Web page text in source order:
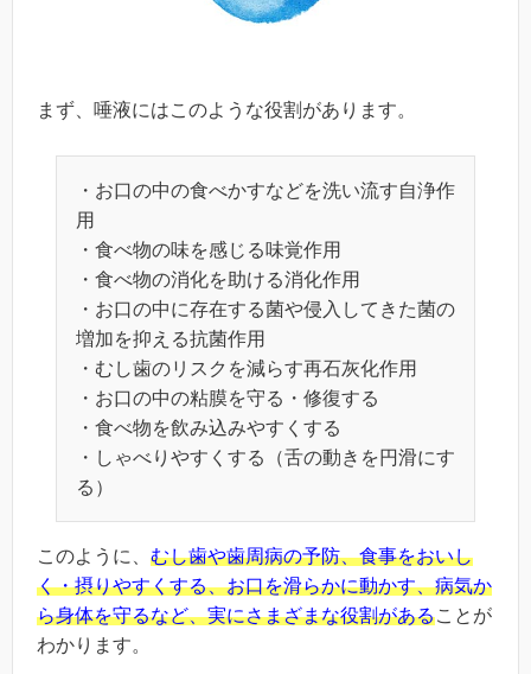
まず、唾液にはこのような役割があります。
・お口の中の食べかすなどを洗い流す自浄作
用
・食べ物の味を感じる味覚作用
・食べ物の消化を助ける消化作用
・お口の中に存在する菌や侵入してきた菌の
増加を抑える抗菌作用
・むし歯のリスクを減らす再石灰化作用
・お口の中の粘膜を守る・修復する
・食べ物を飲み込みやすくする
・しゃべりやすくする（舌の動きを円滑にす
る）
このように、 むし歯や歯周病の予防、食事をおいし
く・摂りやすくする、お口を滑らかに動かす、病気か
ら身体を守るなど、実にさまざまな役割があることが
わかります。